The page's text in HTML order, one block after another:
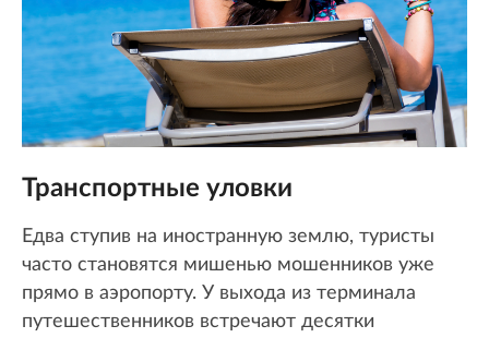
Транспортные уловки
Едва ступив на иностранную землю, туристы
часто становятся мишенью мошенников уже
прямо в аэропорту. У выхода из терминала
путешественников встречают десятки